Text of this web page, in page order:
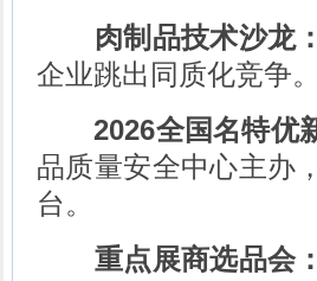
肉制品技术沙龙：
企业跳出同质化竞争。
2026全国名特优
品质量安全中心主办
台。
重点展商选品会：